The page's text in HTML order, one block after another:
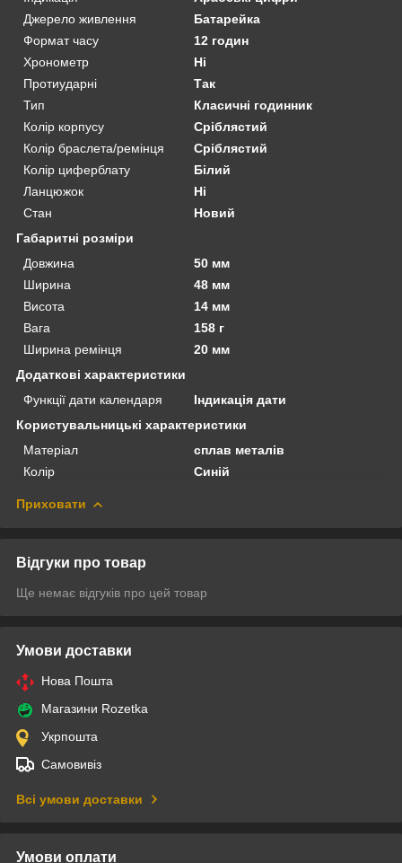
Джерело живлення
Батарейка
Формат часу
12 годин
Хронометр
Ні
Протиударні
Так
Тип
Класичні годинник
Колір корпусу
Сріблястий
Колір браслета/ремінця
Сріблястий
Колір циферблату
Білий
Ланцюжок
Ні
Стан
Новий
Габаритні розміри
Довжина
50 мм
Ширина
48 мм
Висота
14 мм
Вага
158 г
Ширина ремінця
20 мм
Додаткові характеристики
Функції дати календаря
Індикація дати
Користувальницькі характеристики
Матеріал
сплав металів
Колір
Синій
Приховати
Відгуки про товар
Ще немає відгуків про цей товар
Умови доставки
Нова Пошта
Магазини Rozetka
Укрпошта
Самовивіз
Всі умови доставки
Умови оплати